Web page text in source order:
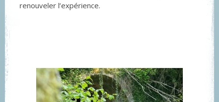
renouveler l’expérience.